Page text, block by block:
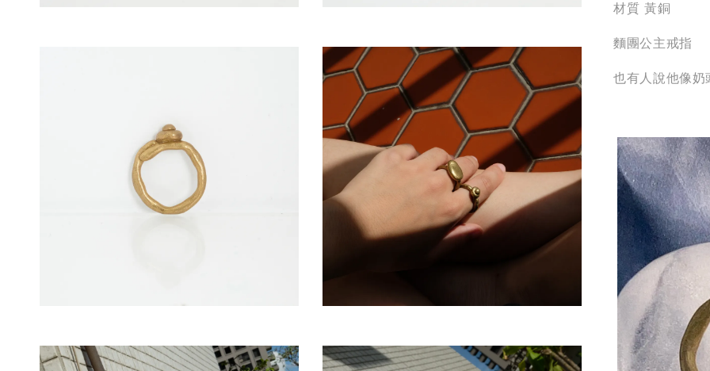
材質 黃銅
麵團公主戒指
也有人說他像奶